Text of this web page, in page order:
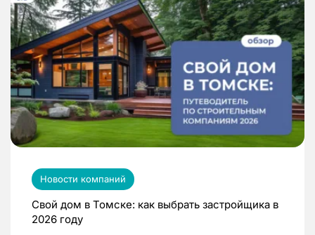
Новости компаний
Свой дом в Томске: как выбрать застройщика в
2026 году